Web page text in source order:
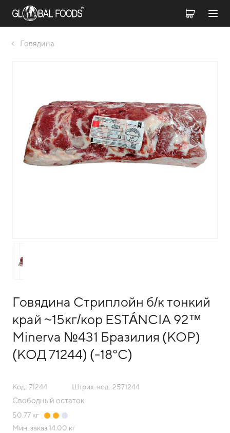
Говядина
Говядина Стриплойн б/к тонкий
край ~15кг/кор ESTÁNCIA 92™
Minerva №431 Бразилия (КОР)
(КОД 71244) (-18°С)
Код: 71244 Штрих-код: 2571244
Свободный остаток
50.77 кг
Мин. заказ 14.00 кг